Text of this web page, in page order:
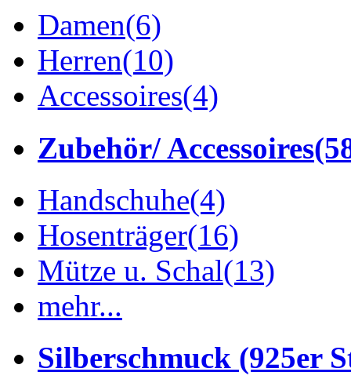
Damen(6)
Herren(10)
Accessoires(4)
Zubehör/ Accessoires
Handschuhe(4)
Hosenträger(16)
Mütze u. Schal(13)
mehr...
Silberschmuck (925er